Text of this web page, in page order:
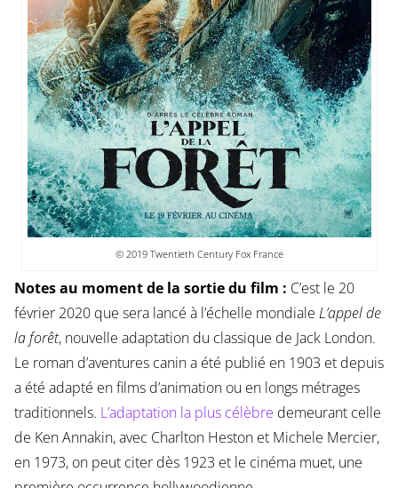
© 2019 Twentieth Century Fox France
Notes au moment de la sortie du film : C’est le 20
février 2020 que sera lancé à l’échelle mondiale L’appel de
la forêt, nouvelle adaptation du classique de Jack London.
Le roman d’aventures canin a été publié en 1903 et depuis
a été adapté en films d’animation ou en longs métrages
traditionnels. L’adaptation la plus célèbre demeurant celle
de Ken Annakin, avec Charlton Heston et Michele Mercier,
en 1973, on peut citer dès 1923 et le cinéma muet, une